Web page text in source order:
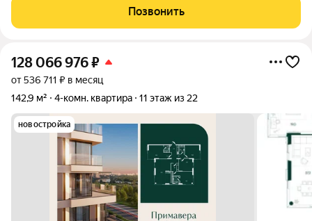
Покровское-Стрешнево. Под панорамными окнами квартир
находится собственный экопарк с
Позвонить
128 066 976₽
от 536 711 ₽ в месяц
142,9 м²
4-комн. квартира 11 этаж из 22
новостройка